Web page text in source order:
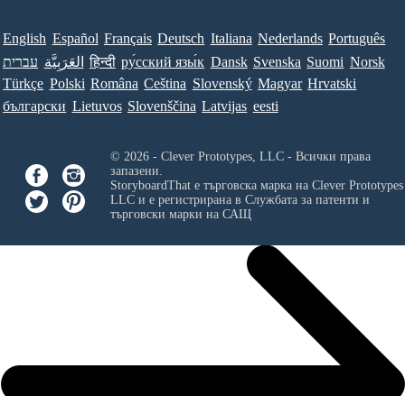
English Español Français Deutsch Italiana Nederlands Português
עברית العَرَبِيَّة हिन्दी ру́сский язы́к Dansk Svenska Suomi Norsk
Türkçe Polski Româna Ceština Slovenský Magyar Hrvatski
български Lietuvos Slovenščina Latvijas eesti
© 2026 - Clever Prototypes, LLC - Всички права
запазени.
StoryboardThat е търговска марка на Clever
LLCи е регистрирана в Службата за патенти и
търговски марки на САЩ